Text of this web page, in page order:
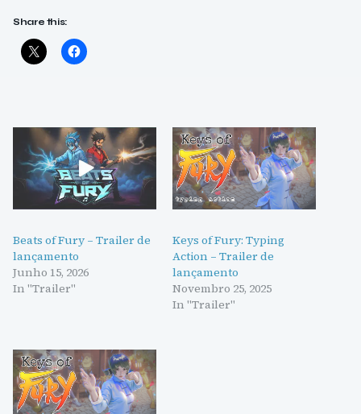
Share this:
Beats of Fury – Trailer de
lançamento
Junho 15, 2026
In "Trailer"
Keys of Fury: Typing
Action – Trailer de
lançamento
Novembro 25, 2025
In "Trailer"